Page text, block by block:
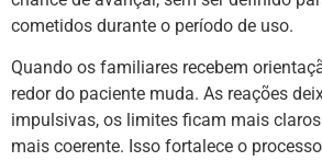
cometidos durante o período de uso.
Quando os familiares recebem
redor do paciente muda. As reações
impulsivas, os limites ficam mais
mais coerente. Isso fortalece o